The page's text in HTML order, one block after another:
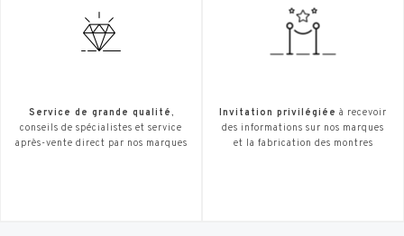
Service de grande qualité,
conseils de spécialistes et service
après-vente direct par nos marques
Invitation privilégiée à recevoir
des informations sur nos marques
et la fabrication des montres